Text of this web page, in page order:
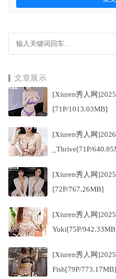
文章展示
[Xiuren秀人网
[71P/1013.03MB]
[Xiuren秀人网
_Thrive[71P/
[Xiuren秀人网
[72P/767.26MB]
[Xiuren秀人网
Yuki[75P/
[Xiuren秀人网
Fish[79P/773.17MB]